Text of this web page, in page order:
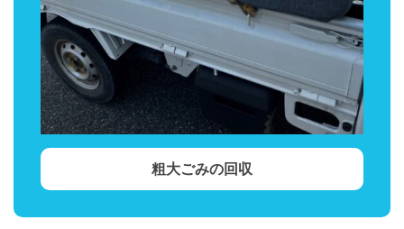
粗大ごみの回収